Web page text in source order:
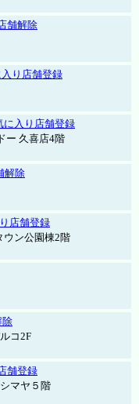
舗解除
り店舗登録
に入り店舗登録
ー 久喜店4階
解除
店舗登録
ン公園棟2階
除
コ2F
舗登録
マヤ５階